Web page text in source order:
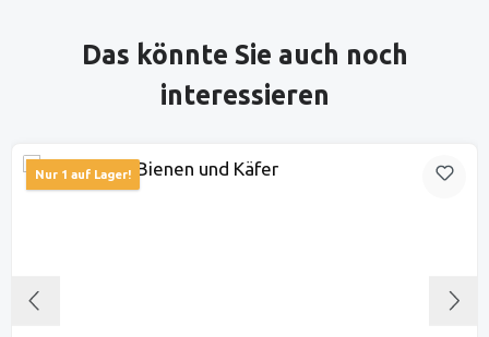
Produktgalerie überspringen
Das könnte Sie auch noch
interessieren
Nur 1 auf Lager!